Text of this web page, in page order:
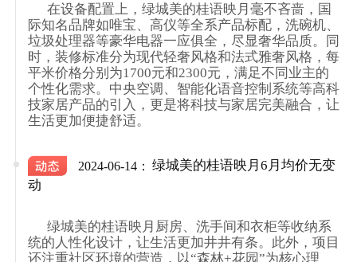
      在设备配置上，绿城美的桂语映月毫不吝啬，国
际知名品牌如唯宝、高仪等全系产品标配，洗碗机、
垃圾处理器等豪华电器一应俱全，尽显奢华品质。同
时，装修标准分为现代轻奢风格和法式雅奢风格，每
平米价格分别为1700元和2300元，满足不同业主的
个性化需求。中央空调、智能化语音控制系统等高科
技家居产品的引入，更是将科技与家居完美融合，让
生活更加便捷舒适。
2024-06-14： 绿城美的桂语映月6月均价无变
动
      绿城美的桂语映月厨房、洗手间和衣柜等收纳系
统的人性化设计，让生活更加井井有条。此外，项目
还注重社区环境的营造，以“森林+花园”为核心理